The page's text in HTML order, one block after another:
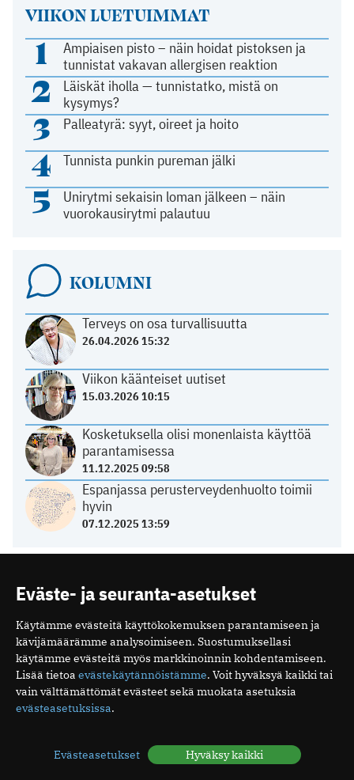
VIIKON LUETUIMMAT
1
Ampiaisen pisto – näin hoidat pistoksen ja
tunnistat vakavan allergisen reaktion
2
Läiskät iholla — tunnistatko, mistä on
kysymys?
3 Palleatyrä: syyt, oireet ja hoito
4 Tunnista punkin pureman jälki
5
Unirytmi sekaisin loman jälkeen – näin
vuorokausirytmi palautuu
KOLUMNI
Terveys on osa turvallisuutta
26.04.2026 15:32
Viikon käänteiset uutiset
15.03.2026 10:15
Kosketuksella olisi monenlaista käyttöä
parantamisessa
11.12.2025 09:58
Espanjassa perusterveydenhuolto toimii
hyvin
07.12.2025 13:59
HYVINVOINTI
Unirytmi sekaisin loman jälkeen – näin
vuorokausirytmi palautuu
05.08.2026 06:13
Mitä ovat minipillerit ja miten ne vaikuttavat?
26.07.2026 19:16
Luteaalivaihe on normaali osa kuukautiskiertoa
Elohiiri silmässä – ärsyttävä, mutta yleensä
Eväste- ja seuranta-asetukset
Käytämme evästeitä käyttökokemuksen parantamiseen ja
kävijämäärämme analysoimiseen. Suostumuksellasi
käytämme evästeitä myös markkinoinnin kohdentamiseen.
Lisää tietoa evästekäytännöistämme. Voit hyväksyä kaikki tai
vain välttämättömät evästeet sekä muokata asetuksia
evästeasetuksissa.
Evästeasetukset Hyväksy kaikki